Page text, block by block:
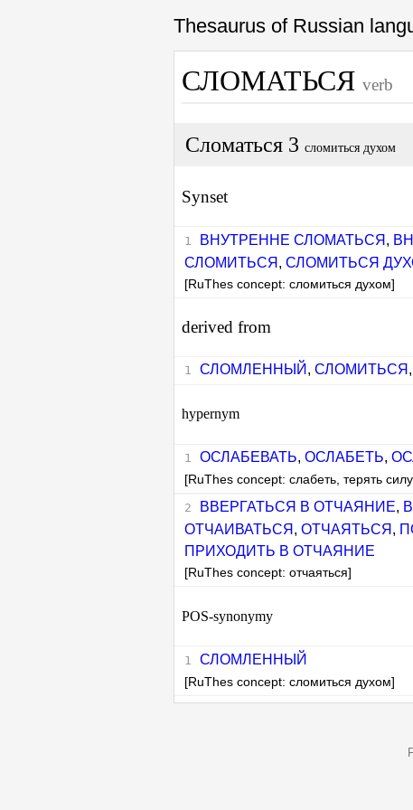
Thesaurus of Russian
СЛОМАТЬСЯ verb
Сломаться 3 сломиться духом
Synset
ВНУТРЕННЕ СЛОМАТЬСЯ ,
СЛОМИТЬСЯ ,СЛОМИТЬСЯ
[RuThes concept: сломиться духом]
derived from
СЛОМЛЕННЫЙ , СЛОМИТЬСЯ ,
hypernym
ОСЛАБЕВАТЬ, ОСЛАБЕТЬ,
[RuThes concept: слабеть, терять
ВВЕРГАТЬСЯ В ОТЧАЯНИЕ,
ОТЧАИВАТЬСЯ ,ОТЧАЯТЬСЯ ,
ПРИХОДИТЬ В ОТЧАЯНИЕ
[RuThes concept: отчаяться]
POS-synonymy
СЛОМЛЕННЫЙ
[RuThes concept: сломиться духом]